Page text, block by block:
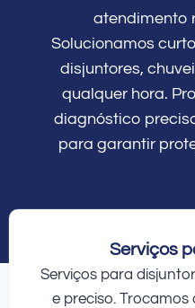
atendimento
Solucionamos
disjuntores,
qualquer hora.
diagnóstico
para garantir
Serviços
Serviços para
e preciso.